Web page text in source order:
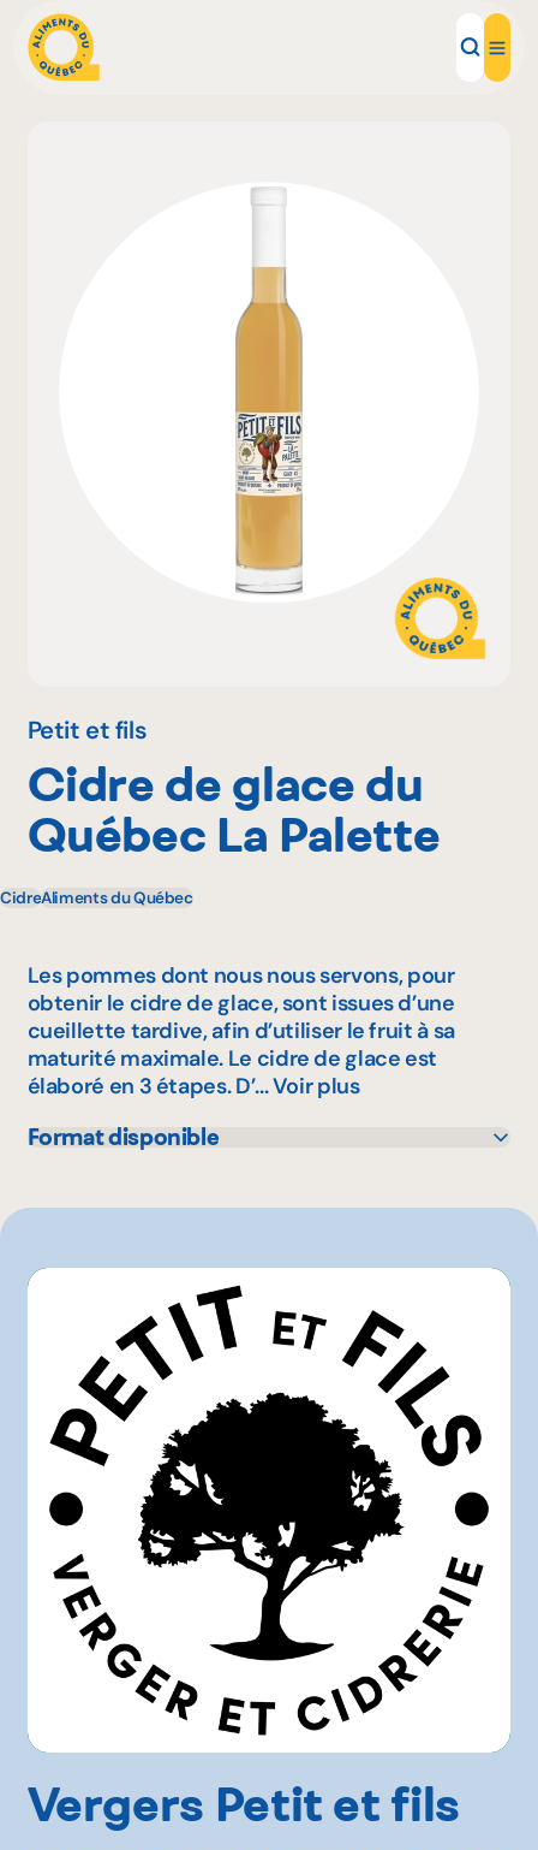
Aliments d'ici
Inspirations d'ici
Institutions
Petit et fils
Cidre de glace du
Québec La Palette
CidreAliments du Québec
Les pommes dont nous nous servons, pour
obtenir le cidre de glace, sont issues d’une
cueillette tardive, afin d’utiliser le fruit à sa
maturité maximale. Le cidre de glace est
élaboré en 3 étapes. D’...Voir plus
Format disponible
Vergers Petit et fils